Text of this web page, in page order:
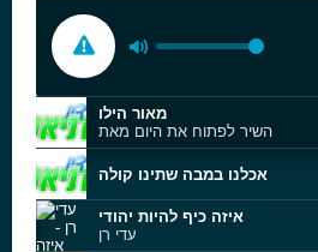
מאור הילו
השיר לפתוח את היום מאת
אכלנו במבה שתינו קולה
איזה כיף להיות יהודי
עדי רן